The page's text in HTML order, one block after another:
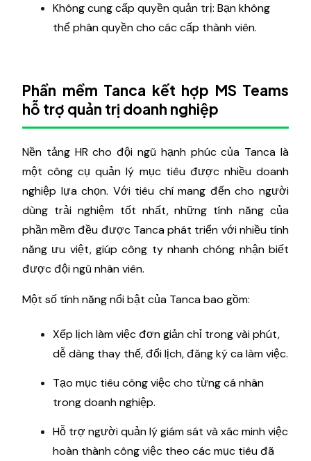
Không cung cấp quyền quản trị: Bạn không
thể phân quyền cho các cấp thành viên.
Phần mềm Tanca kết hợp MS Teams
hỗ trợ quản trị doanh nghiệp
Nền tảng HR cho đội ngũ hạnh phúc của Tanca là
một công cụ quản lý mục tiêu được nhiều doanh
nghiệp lựa chọn. Với tiêu chí mang đến cho người
dùng trải nghiệm tốt nhất, những tính năng của
phần mềm đều được Tanca phát triển với nhiều tính
năng ưu việt, giúp công ty nhanh chóng nhận biết
được đội ngũ nhân viên.
Một số tính năng nổi bật của Tanca bao gồm:
Xếp lịch làm việc đơn giản chỉ trong vài phút,
dễ dàng thay thế, đổi lịch, đăng ký ca làm việc.
Tạo mục tiêu công việc cho từng cá nhân
trong doanh nghiệp.
Hỗ trợ người quản lý giám sát và xác minh việc
hoàn thành công việc theo các mục tiêu đã